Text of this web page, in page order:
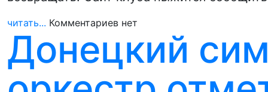
читать... Комментариев нет
Донецкий